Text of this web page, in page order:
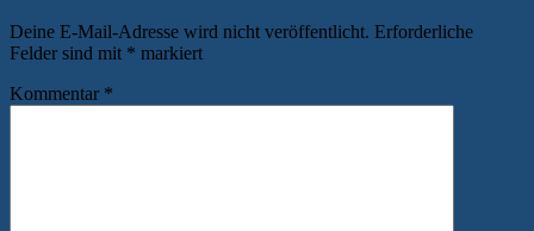
Deine E-Mail-Adresse wird nicht veröffentlicht. Erforderliche
Felder sind mit * markiert
Kommentar *